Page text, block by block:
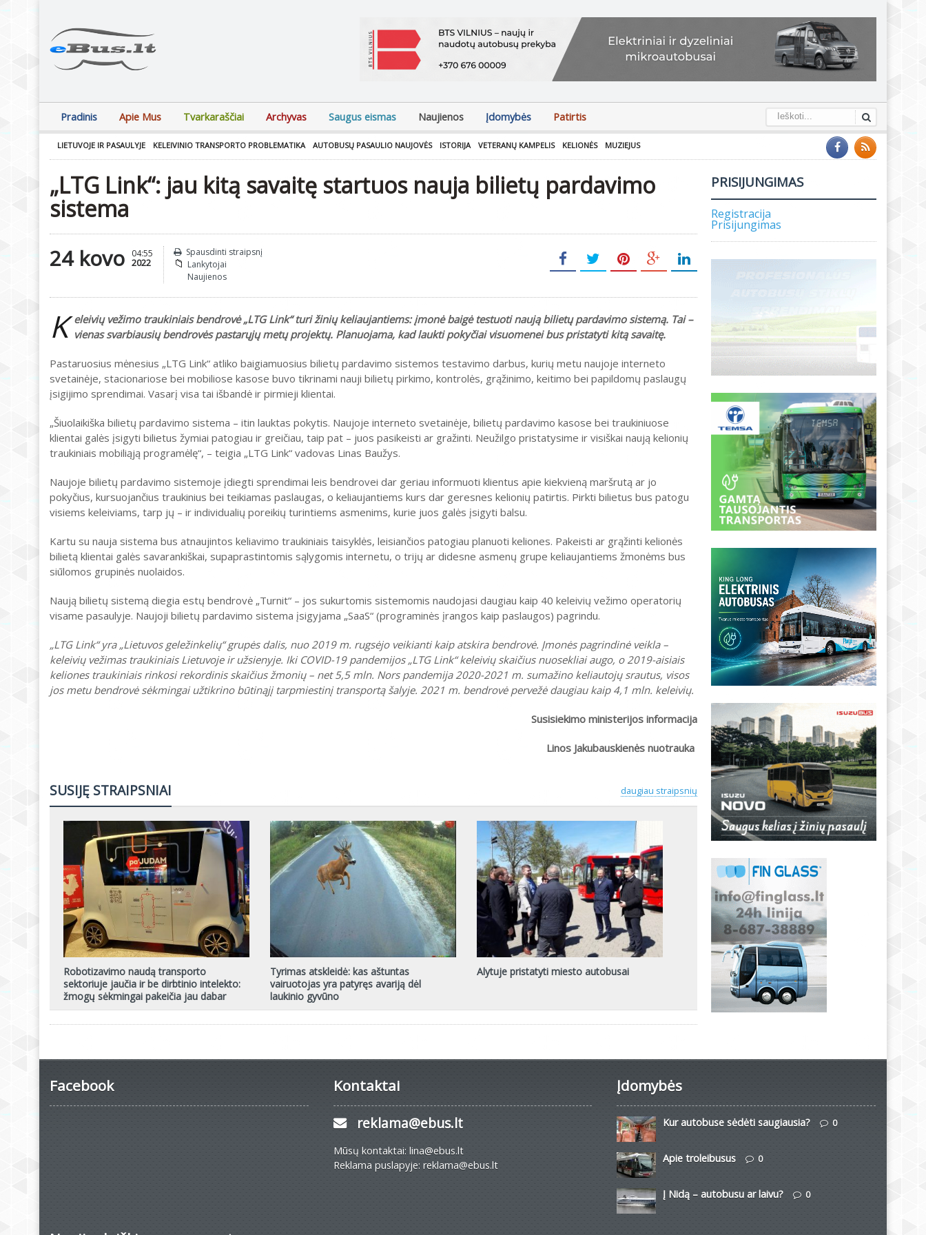
Pradinis Apie Mus Tvarkaraščiai Archyvas Saugus eismas Naujienos Įdomybės Patirtis
LIETUVOJE IR PASAULYJE KELEIVINIO TRANSPORTO PROBLEMATIKA AUTOBUSŲ PASAULIO NAUJOVĖS ISTORIJA VETERANŲ KAMPELIS KELIONĖS MUZIEJUS
„LTG Link“: jau kitą savaitę startuos nauja bilietų pardavimo
sistema
24 kovo 04:55
2022
Spausdinti straipsnį
Lankytojai
Naujienos
K eleivių vežimo traukiniais bendrovė „LTG Link“ turi žinių keliaujantiems: įmonė baigė testuoti naują bilietų pardavimo sistemą. Tai –
vienas svarbiausių bendrovės pastarųjų metų projektų. Planuojama, kad laukti pokyčiai visuomenei bus pristatyti kitą savaitę.
Pastaruosius mėnesius „LTG Link“ atliko baigiamuosius bilietų pardavimo sistemos testavimo darbus, kurių metu naujoje interneto
svetainėje, stacionariose bei mobiliose kasose buvo tikrinami nauji bilietų pirkimo, kontrolės, grąžinimo, keitimo bei papildomų paslaugų
įsigijimo sprendimai. Vasarį visa tai išbandė ir pirmieji klientai.
„Šiuolaikiška bilietų pardavimo sistema – itin lauktas pokytis. Naujoje interneto svetainėje, bilietų pardavimo kasose bei traukiniuose
klientai galės įsigyti bilietus žymiai patogiau ir greičiau, taip pat – juos pasikeisti ar gražinti. Neužilgo pristatysime ir visiškai naują kelionių
traukiniais mobiliąją programėlę“, – teigia „LTG Link“ vadovas Linas Baužys.
Naujoje bilietų pardavimo sistemoje įdiegti sprendimai leis bendrovei dar geriau informuoti klientus apie kiekvieną maršrutą ar jo
pokyčius, kursuojančius traukinius bei teikiamas paslaugas, o keliaujantiems kurs dar geresnes kelionių patirtis. Pirkti bilietus bus patogu
visiems keleiviams, tarp jų – ir individualių poreikių turintiems asmenims, kurie juos galės įsigyti balsu.
Kartu su nauja sistema bus atnaujintos keliavimo traukiniais taisyklės, leisiančios patogiau planuoti keliones. Pakeisti ar grąžinti kelionės
bilietą klientai galės savarankiškai, supaprastintomis sąlygomis internetu, o trijų ar didesne asmenų grupe keliaujantiems žmonėms bus
siūlomos grupinės nuolaidos.
Naują bilietų sistemą diegia estų bendrovė „Turnit“ – jos sukurtomis sistemomis naudojasi daugiau kaip 40 keleivių vežimo operatorių
visame pasaulyje. Naujoji bilietų pardavimo sistema įsigyjama „SaaS“ (programinės įrangos kaip paslaugos) pagrindu.
„LTG Link“ yra „Lietuvos geležinkelių“ grupės dalis, nuo 2019 m. rugsėjo veikianti kaip atskira bendrovė. Įmonės pagrindinė veikla –
keleivių vežimas traukiniais Lietuvoje ir užsienyje. Iki COVID-19 pandemijos „LTG Link“ keleivių skaičius nuosekliai augo, o 2019-aisiais
keliones traukiniais rinkosi rekordinis skaičius žmonių – net 5,5 mln. Nors pandemija 2020-2021 m. sumažino keliautojų srautus, visos
jos metu bendrovė sėkmingai užtikrino būtinąjį tarpmiestinį transportą šalyje. 2021 m. bendrovė pervežė daugiau kaip 4,1 mln. keleivių.
Susisiekimo ministerijos informacija
Linos Jakubauskienės nuotrauka
daugiau straipsnių
SUSIJĘ STRAIPSNIAI
Robotizavimo naudą transporto
sektoriuje jaučia ir be dirbtinio intelekto:
žmogų sėkmingai pakeičia jau dabar
Tyrimas atskleidė: kas aštuntas
vairuotojas yra patyręs avariją dėl
laukinio gyvūno
Alytuje pristatyti miesto autobusai
PRISIJUNGIMAS
Registracija
Prisijungimas
Facebook Kontaktai
reklama@ebus.lt
Mūsų kontaktai: lina@ebus.lt
Reklama puslapyje: reklama@ebus.lt
Įdomybės
Kur autobuse sėdėti saugiausia? 0
Apie troleibusus 0
Į Nidą – autobusu ar laivu? 0